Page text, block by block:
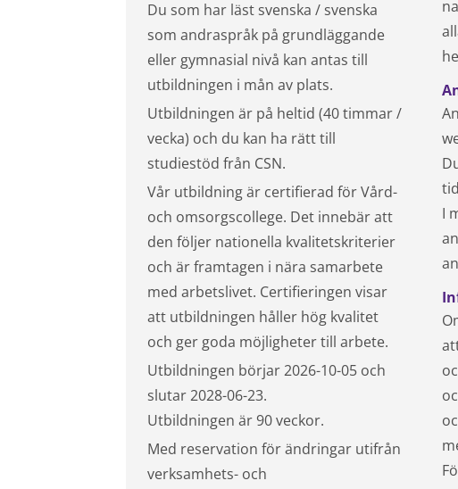
Du som har läst svenska / svenska
som andraspråk på grundläggande
eller gymnasial nivå kan antas till
utbildningen i mån av plats.
Utbildningen är på heltid (40 timmar /
vecka) och du kan ha rätt till
studiestöd från CSN.
Vår utbildning är certifierad för Vård-
och omsorgscollege. Det innebär att
den följer nationella kvalitetskriterier
och är framtagen i nära samarbete
med arbetslivet. Certifieringen visar
att utbildningen håller hög kvalitet
och ger goda möjligheter till arbete.
Utbildningen börjar 2026-10-05 och
slutar 2028-06-23.
Utbildningen är 90 veckor.
Med reservation för ändringar utifrån
verksamhets- och
I